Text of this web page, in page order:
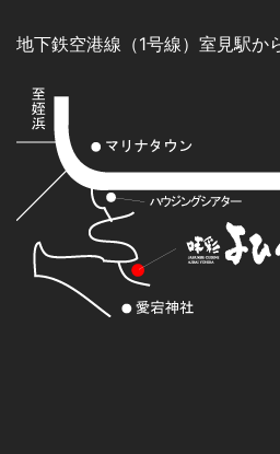
地下鉄空港線（1号線）室見駅か